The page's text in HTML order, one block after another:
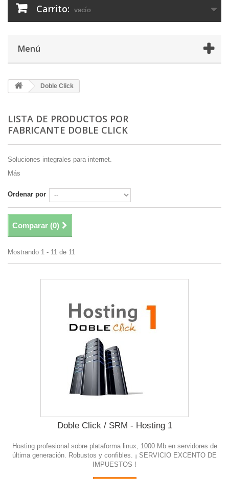
Carrito: vacío
Menú
Doble Click
LISTA DE PRODUCTOS POR
FABRICANTE DOBLE CLICK
Soluciones integrales para internet.
Más
Ordenar por
Comparar (0)
Mostrando 1 - 11 de 11
Doble Click / SRM - Hosting 1
Hosting profesional sobre plataforma linux, 1000 Mb en servidores de
última generación. Robustos y confibles. ¡ SERVICIO EXCENTO DE
IMPUESTOS !